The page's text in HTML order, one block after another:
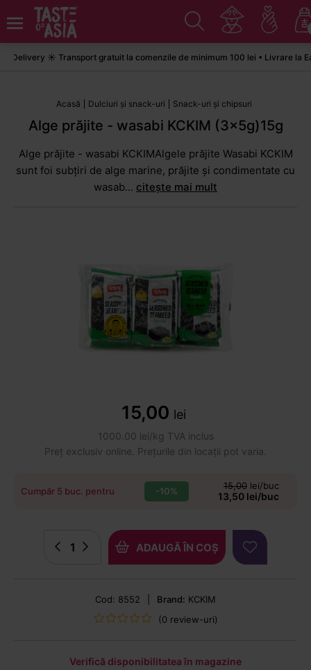
☀️ Transport gratuit la comenzile de minimum 100 lei • Livrare la
Acasă Dulciuri și snack-uri Snack-uri și chipsuri
Alge prăjite - wasabi KCKIM (3x5g)15g
Alge prăjite - wasabi KCKIMAlgele prăjite Wasabi KCKIM
sunt foi subțiri de alge marine, prăjite și condimentate cu
wasab... citește mai mult
15,00 lei
1000.00 lei/kg TVA inclus
Preț exclusiv online. Prețurile din locații pot varia.
Cumpăr 5 buc. pentru -10% 15,00lei/buc
13,50 lei/buc
ADAUGĂ ÎN COȘ
Cod: 8552 Brand: KCKIM
(0 review-uri)
Verifică disponibilitatea în magazine